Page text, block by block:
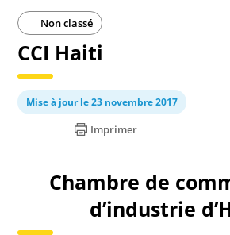
Non classé
CCI Haiti
Mise à jour le 23 novembre 2017
Imprimer
Chambre de
d’industrie